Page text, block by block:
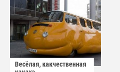
Весёлая, какчественная